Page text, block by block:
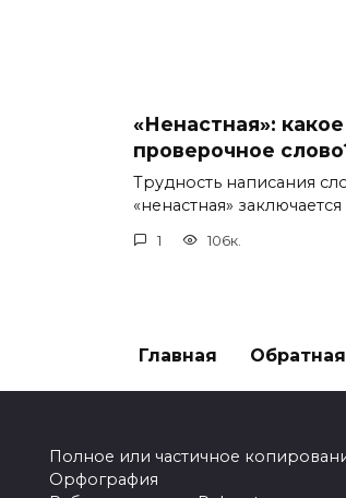
«Ненастная»: какое
проверочное
Трудность написания
«ненастная» заключается
1 106к.
Главная
Полное или частичное
Орфография